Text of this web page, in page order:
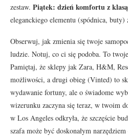
zestaw. Piątek: dzień komfortu z klasą
eleganckiego elementu (spódnica,
Obserwuj, jak zmienia się twoje
ludzie. Notuj, co ci się podoba. To
Pamiętaj, że sklepy jak Zara, H&M,
możliwości, a drugi obieg (Vinted) to
wydawanie fortuny, ale o świadome
wizerunku zaczyna się teraz, w twoim
w Los Angeles odkryła, że szczęście
szafa może być doskonałym